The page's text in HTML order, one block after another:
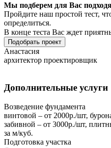
Мы подберем для Вас
Пройдите наш простой тест,
определиться.
В конце теста Вас ждет
Подобрать проект
Анастасия
архитектор проектировщик
Дополнительные услуги
Возведение фундамента
винтовой – от 2000р./шт,
забивной – от 3000р./шт,
за м/куб.
Подготовка участка